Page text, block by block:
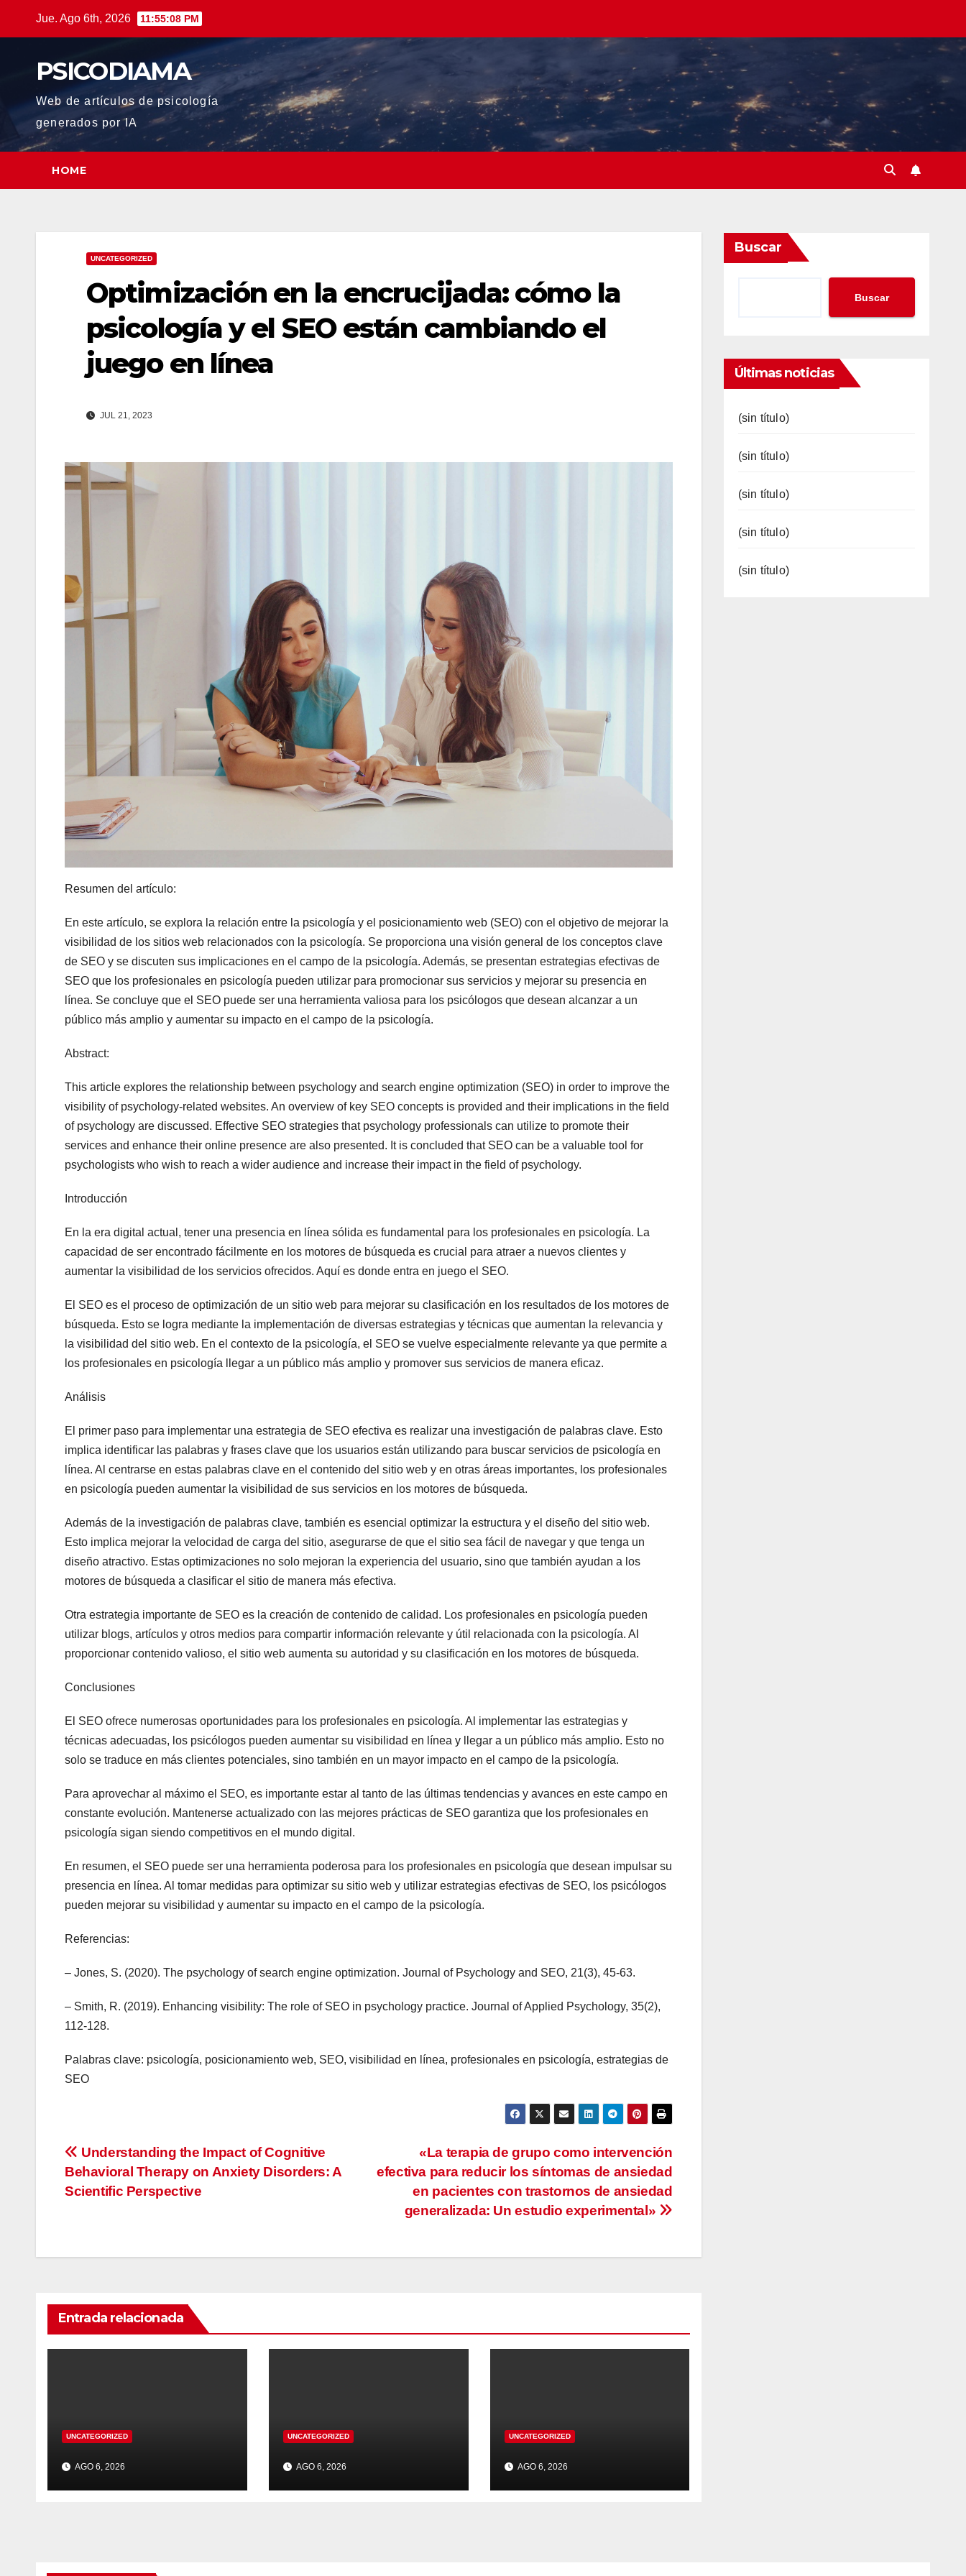
Jue. Ago 6th, 2026 11:55:10 PM
PSICODIAMA
Web de artículos de psicología
generados por IA
HOME
UNCATEGORIZED
Optimización en la encrucijada: cómo la
psicología y el SEO están cambiando el
juego en línea
JUL 21, 2023
Resumen del artículo:
En este artículo, se explora la relación entre la psicología y el posicionamiento web (SEO) con el objetivo de mejorar la
visibilidad de los sitios web relacionados con la psicología. Se proporciona una visión general de los conceptos clave
de SEO y se discuten sus implicaciones en el campo de la psicología. Además, se presentan estrategias efectivas de
SEO que los profesionales en psicología pueden utilizar para promocionar sus servicios y mejorar su presencia en
línea. Se concluye que el SEO puede ser una herramienta valiosa para los psicólogos que desean alcanzar a un
público más amplio y aumentar su impacto en el campo de la psicología.
Abstract:
This article explores the relationship between psychology and search engine optimization (SEO) in order to improve the
visibility of psychology-related websites. An overview of key SEO concepts is provided and their implications in the field
of psychology are discussed. Effective SEO strategies that psychology professionals can utilize to promote their
services and enhance their online presence are also presented. It is concluded that SEO can be a valuable tool for
psychologists who wish to reach a wider audience and increase their impact in the field of psychology.
Introducción
En la era digital actual, tener una presencia en línea sólida es fundamental para los profesionales en psicología. La
capacidad de ser encontrado fácilmente en los motores de búsqueda es crucial para atraer a nuevos clientes y
aumentar la visibilidad de los servicios ofrecidos. Aquí es donde entra en juego el SEO.
El SEO es el proceso de optimización de un sitio web para mejorar su clasificación en los resultados de los motores de
búsqueda. Esto se logra mediante la implementación de diversas estrategias y técnicas que aumentan la relevancia y
la visibilidad del sitio web. En el contexto de la psicología, el SEO se vuelve especialmente relevante ya que permite a
los profesionales en psicología llegar a un público más amplio y promover sus servicios de manera eficaz.
Análisis
El primer paso para implementar una estrategia de SEO efectiva es realizar una investigación de palabras clave. Esto
implica identificar las palabras y frases clave que los usuarios están utilizando para buscar servicios de psicología en
línea. Al centrarse en estas palabras clave en el contenido del sitio web y en otras áreas importantes, los profesionales
en psicología pueden aumentar la visibilidad de sus servicios en los motores de búsqueda.
Además de la investigación de palabras clave, también es esencial optimizar la estructura y el diseño del sitio web.
Esto implica mejorar la velocidad de carga del sitio, asegurarse de que el sitio sea fácil de navegar y que tenga un
diseño atractivo. Estas optimizaciones no solo mejoran la experiencia del usuario, sino que también ayudan a los
motores de búsqueda a clasificar el sitio de manera más efectiva.
Otra estrategia importante de SEO es la creación de contenido de calidad. Los profesionales en psicología pueden
utilizar blogs, artículos y otros medios para compartir información relevante y útil relacionada con la psicología. Al
proporcionar contenido valioso, el sitio web aumenta su autoridad y su clasificación en los motores de búsqueda.
Conclusiones
El SEO ofrece numerosas oportunidades para los profesionales en psicología. Al implementar las estrategias y
técnicas adecuadas, los psicólogos pueden aumentar su visibilidad en línea y llegar a un público más amplio. Esto no
solo se traduce en más clientes potenciales, sino también en un mayor impacto en el campo de la psicología.
Para aprovechar al máximo el SEO, es importante estar al tanto de las últimas tendencias y avances en este campo en
constante evolución. Mantenerse actualizado con las mejores prácticas de SEO garantiza que los profesionales en
psicología sigan siendo competitivos en el mundo digital.
En resumen, el SEO puede ser una herramienta poderosa para los profesionales en psicología que desean impulsar su
presencia en línea. Al tomar medidas para optimizar su sitio web y utilizar estrategias efectivas de SEO, los psicólogos
pueden mejorar su visibilidad y aumentar su impacto en el campo de la psicología.
Referencias:
– Jones, S. (2020). The psychology of search engine optimization. Journal of Psychology and SEO, 21(3), 45-63.
– Smith, R. (2019). Enhancing visibility: The role of SEO in psychology practice. Journal of Applied Psychology, 35(2),
112-128.
Palabras clave: psicología, posicionamiento web, SEO, visibilidad en línea, profesionales en psicología, estrategias de
SEO
Navegación
de
«La terapia de grupo como intervención
efectiva para reducir los síntomas de ansiedad
en pacientes con trastornos de ansiedad
generalizada: Un estudio experimental»
Understanding the Impact of Cognitive
Behavioral Therapy on Anxiety Disorders: A
Scientific Perspective
Entrada relacionada
UNCATEGORIZED
AGO 6, 2026
UNCATEGORIZED
AGO 6, 2026
UNCATEGORIZED
AGO 6, 2026
Buscar
Buscar
Últimas noticias
(sin título)
(sin título)
(sin título)
(sin título)
(sin título)